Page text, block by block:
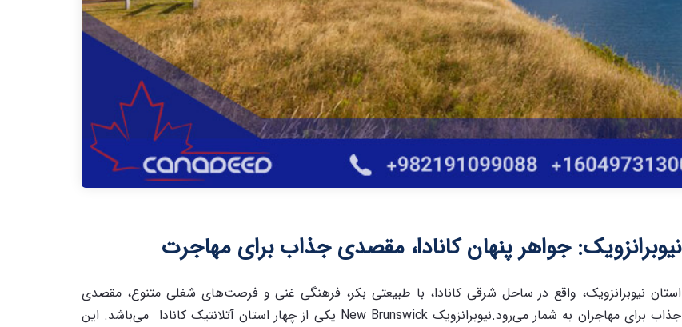
نیوبرانزویک: جواهر پنهان کانادا، مقصدی جذاب برای مهاجرت
استان نیوبرانزویک، واقع در ساحل شرقی کانادا، با طبیعتی بکر، فرهنگی غنی و فرصت‌های شغلی متنوع، مقصدی
جذاب برای مهاجران به شمار می‌رود.نیوبرانزویک New Brunswick یکی از چهار استان آتلانتیک کانادا می‌باشد. این